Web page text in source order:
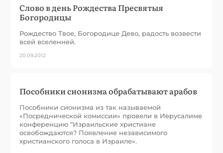
Слово в день Рождества Пресвятыя
Богородицы
Рождество Твое, Богородице Дево, радость возвести
всей вселенней.
20.09.2012
Пособники сионизма обрабатывают арабов
Пособники сионизма из так называемой
«Посреднической комиссии» провели в Иерусалиме
конференцию “Израильские христиане
освобождаются? Появление независимого
христианского голоса в Израиле».